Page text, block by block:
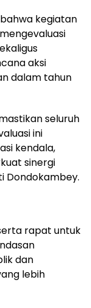
kegiatan
aksi
dalam tahun
seluruh
ini
kendala,
sinergi
Dondokambey.
rapat untuk
dan
lebih